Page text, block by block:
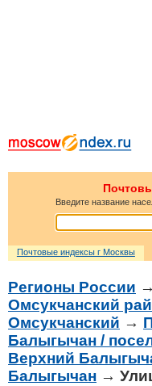
Введите название
Почтовые индексы г Москвы
Регионы России →
Омсукчанский
Омсукчанский →
Балыгычан /
Верхний
Балыгычан →